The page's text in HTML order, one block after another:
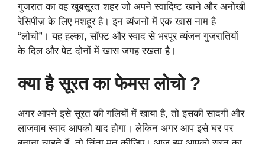
गुजरात का वह खूबसूरत शहर जो अपने स्वादिष्ट खाने और अनोखी
रेसिपीज़ के लिए मशहूर है। इन व्यंजनों में एक खास नाम है
“लोचो”। यह हल्का, सॉफ्ट और स्वाद से भरपूर व्यंजन गुजरातियों
के दिल और पेट दोनों में खास जगह रखता है।
क्या है सूरत का फेमस लोचो ?
अगर आपने इसे सूरत की गलियों में खाया है, तो इसकी सादगी और
लाजवाब स्वाद आपको याद होगा। लेकिन अगर आप इसे घर पर